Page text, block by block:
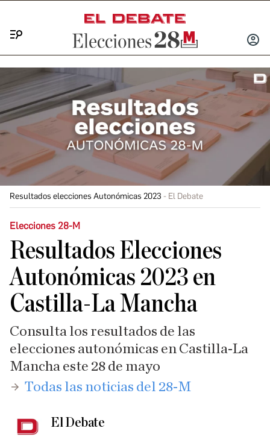
INICIAR
Resultados elecciones Autonómicas 2023 El Debate
Elecciones 28-M
Resultados Elecciones
Autonómicas 2023 en
Castilla-La Mancha
Consulta los resultados de las
elecciones autonómicas en Castilla-La
Mancha este 28 de mayo
Todas las noticias del 28-M
El Debate